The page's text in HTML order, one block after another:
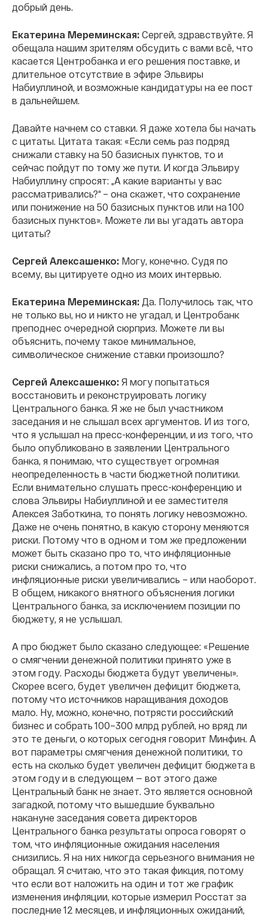
добрый день.
Екатерина Мереминская: Сергей, здравствуйте. Я
обещала нашим зрителям обсудить с вами всё, что
касается Центробанка и его решения поставке, и
длительное отсутствие в эфире Эльвиры
Набиуллиной, и возможные кандидатуры на ее пост
в дальнейшем.
Давайте начнем со ставки. Я даже хотела бы начать
с цитаты. Цитата такая: «Если семь раз подряд
снижали ставку на 50 базисных пунктов, то и
сейчас пойдут по тому же пути. И когда Эльвиру
Набиуллину спросят: „А какие варианты у вас
рассматривались?“ – она скажет, что сохранение
или понижение на 50 базисных пунктов или на 100
базисных пунктов». Можете ли вы угадать автора
цитаты?
Сергей Алексашенко: Могу, конечно. Судя по
всему, вы цитируете одно из моих интервью.
Екатерина Мереминская: Да. Получилось так, что
не только вы, но и никто не угадал, и Центробанк
преподнес очередной сюрприз. Можете ли вы
объяснить, почему такое минимальное,
символическое снижение ставки произошло?
Сергей Алексашенко: Я могу попытаться
восстановить и реконструировать логику
Центрального банка. Я же не был участником
заседания и не слышал всех аргументов. И из того,
что я услышал на пресс-конференции, и из того, что
было опубликовано в заявлении Центрального
банка, я понимаю, что существует огромная
неопределенность в части бюджетной политики.
Если внимательно слушать пресс-конференцию и
слова Эльвиры Набиуллиной и ее заместителя
Алексея Заботкина, то понять логику невозможно.
Даже не очень понятно, в какую сторону меняются
риски. Потому что в одном и том же предложении
может быть сказано про то, что инфляционные
риски снижались, а потом про то, что
инфляционные риски увеличивались – или наоборот.
В общем, никакого внятного объяснения логики
Центрального банка, за исключением позиции по
бюджету, я не услышал.
А про бюджет было сказано следующее: «Решение
о смягчении денежной политики принято уже в
этом году. Расходы бюджета будут увеличены».
Скорее всего, будет увеличен дефицит бюджета,
потому что источников наращивания доходов
мало. Ну, можно, конечно, потрясти российский
бизнес и собрать 100–300 млрд рублей, но вряд ли
это те деньги, о которых сегодня говорит Минфин. А
вот параметры смягчения денежной политики, то
есть на сколько будет увеличен дефицит бюджета в
этом году и в следующем — вот этого даже
Центральный банк не знает. Это является основной
загадкой, потому что вышедшие буквально
накануне заседания совета директоров
Центрального банка результаты опроса говорят о
том, что инфляционные ожидания населения
снизились. Я на них никогда серьезного внимания не
обращал. Я считаю, что это такая фикция, потому
что если вот наложить на один и тот же график
изменения инфляции, которые измерил Росстат за
последние 12 месяцев, и инфляционных ожиданий,